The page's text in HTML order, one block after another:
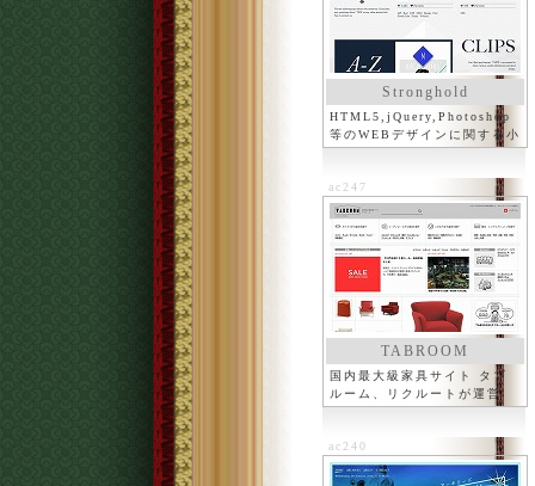
Stronghold
HTML5,jQuery,Photoshop
等のWEBデザインに関する小
技等
ac247
TABROOM
国内最大級家具サイト タブ
ルーム、リクルートが運営
ac240